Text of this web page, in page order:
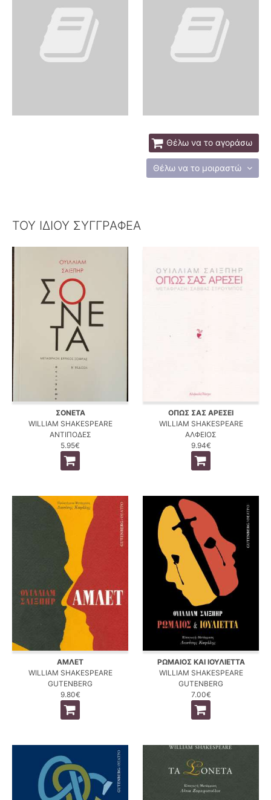
Θέλω να το αγοράσω
Θέλω να το μοιραστώ
ΤΟΥ ΙΔΙΟΥ ΣΥΓΓΡΑΦΕΑ
ΣΟΝΕΤΑ
WILLIAM SHAKESPEARE
ΑΝΤΙΠΟΔΕΣ
5.95€
ΟΠΩΣ ΣΑΣ ΑΡΕΣΕΙ
WILLIAM SHAKESPEARE
ΑΛΦΕΙΟΣ
9.94€
ΑΜΛΕΤ
WILLIAM SHAKESPEARE
GUTENBERG
9.80€
ΡΩΜΑΙΟΣ ΚΑΙ ΙΟΥΛΙΕΤΤΑ
WILLIAM SHAKESPEARE
GUTENBERG
7.00€